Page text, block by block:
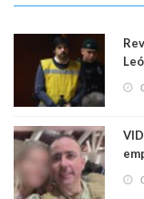
al